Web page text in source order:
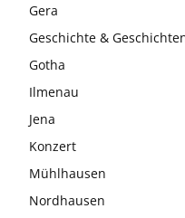
Gera
Geschichte &
Gotha
Ilmenau
Jena
Konzert
Mühlhausen
Nordhausen